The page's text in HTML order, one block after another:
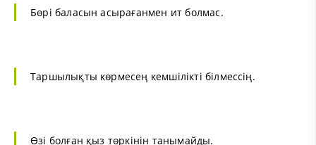
Бөрі баласын асырағанмен ит болмас.
Таршылықты көрмесең кемшілікті білмессің.
Өзі болған қыз төркінін танымайды.